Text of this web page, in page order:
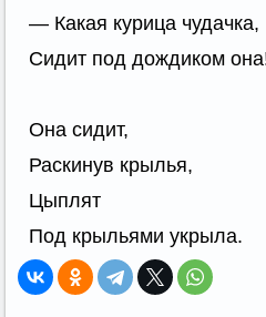
— Какая курица чудачка,
Сидит под дождиком
Она сидит,
Раскинув крылья,
Цыплят
Под крыльями укрыла.